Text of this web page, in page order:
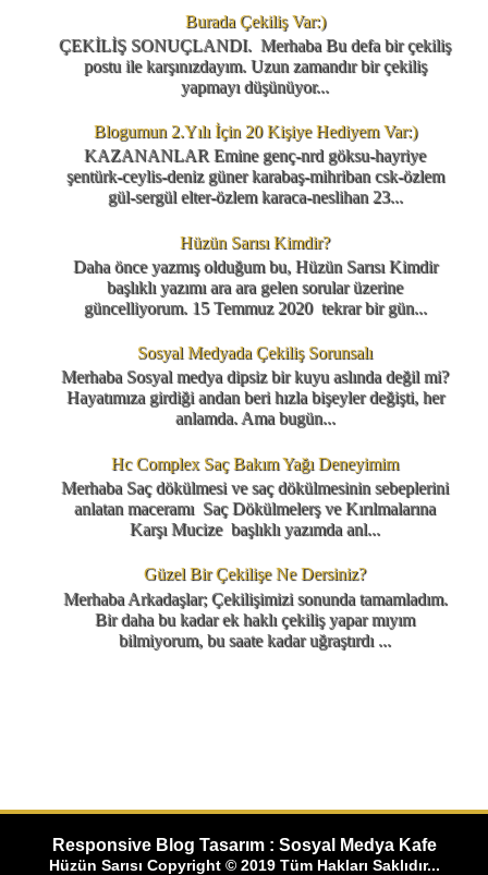
Burada Çekiliş Var:)
ÇEKİLİŞ SONUÇLANDI. Merhaba Bu defa bir çekiliş
postu ile karşınızdayım. Uzun zamandır bir çekiliş
yapmayı düşünüyor...
Blogumun 2.Yılı İçin 20 Kişiye Hediyem Var:)
KAZANANLAR Emine genç-nrd göksu-hayriye
şentürk-ceylis-deniz güner karabaş-mihriban csk-özlem
gül-sergül elter-özlem karaca-neslihan 23...
Hüzün Sarısı Kimdir?
Daha önce yazmış olduğum bu, Hüzün Sarısı Kimdir
başlıklı yazımı ara ara gelen sorular üzerine
güncelliyorum. 15 Temmuz 2020 tekrar bir gün...
Sosyal Medyada Çekiliş Sorunsalı
Merhaba Sosyal medya dipsiz bir kuyu aslında değil mi?
Hayatımıza girdiği andan beri hızla bişeyler değişti, her
anlamda. Ama bugün...
Hc Complex Saç Bakım Yağı Deneyimim
Merhaba Saç dökülmesi ve saç dökülmesinin sebeplerini
anlatan maceramı Saç Dökülmelerş ve Kırılmalarına
Karşı Mucize başlıklı yazımda anl...
Güzel Bir Çekilişe Ne Dersiniz?
Merhaba Arkadaşlar; Çekilişimizi sonunda tamamladım.
Bir daha bu kadar ek haklı çekiliş yapar mıyım
bilmiyorum, bu saate kadar uğraştırdı ...
Responsive Blog Tasarım : Sosyal Medya Kafe
Hüzün Sarısı Copyright © 2019 Tüm Hakları Saklıdır...